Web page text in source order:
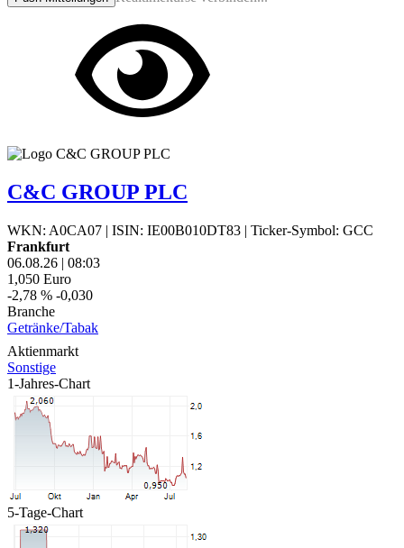
C&C GROUP PLC
WKN: A0CA07 | ISIN: IE00B010DT83 | Ticker-Symbol: GCC
Frankfurt
06.08.26 | 08:03
1,050 Euro
-2,78 % -0,030
Branche
Getränke/Tabak
Aktienmarkt
Sonstige
1-Jahres-Chart
5-Tage-Chart